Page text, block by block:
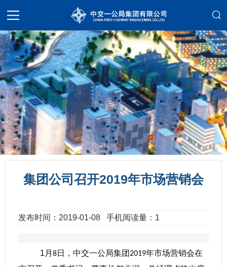
集团公司召开2019年市场营销会
发布时间：2019-01-08 手机阅读量：1
1 月 8日，中交一公局集团2019年市场营销会在